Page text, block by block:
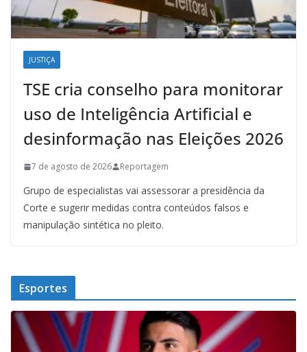
JUSTIÇA
TSE cria conselho para monitorar
uso de Inteligência Artificial e
desinformação nas Eleições 2026
7 de agosto de 2026 Reportagem
Grupo de especialistas vai assessorar a presidência da
Corte e sugerir medidas contra conteúdos falsos e
manipulação sintética no pleito.
Esportes